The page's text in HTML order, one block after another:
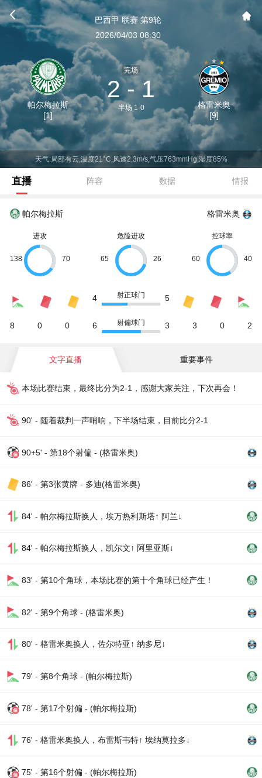
巴西甲 联赛 第9轮
2026/04/03 08:30
帕尔梅拉斯
[1]
完场
2 - 1
半场 1-0
格雷米奥
[9]
天气:局部有云,温度21°C,风速2.3m/s,气压763mmHg,湿度85%
直播 阵容 数据 情报
帕尔梅拉斯 格雷米奥
进攻
138 70
危险进攻
65 26
控球率
60 40
4 射正球门 5
8 0 0 6 射偏球门 3 3 0 2
文字直播 重要事件
本场比赛结束，最终比分为2-1，感谢大家关注，下次再会！
90' - 随着裁判一声哨响，下半场结束，目前比分2-1
90+5' - 第18个射偏 - (格雷米奥)
86' - 第3张黄牌 - 多迪(格雷米奥)
84' - 帕尔梅拉斯换人，埃万热利斯塔↑ 阿兰↓
84' - 帕尔梅拉斯换人，凯尔文↑ 阿里亚斯↓
83' - 第10个角球，本场比赛的第十个角球已经产生！
82' - 第9个角球 - (格雷米奥)
80' - 格雷米奥换人，佐尔特亚↑ 纳多尼↓
79' - 第8个角球 - (帕尔梅拉斯)
78' - 第17个射偏 - (帕尔梅拉斯)
76' - 格雷米奥换人，布雷斯韦特↑ 埃纳莫拉多↓
75' - 第16个射偏 - (帕尔梅拉斯)